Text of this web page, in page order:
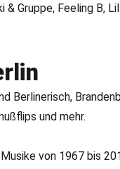
& Gruppe, Feeling B,
Berlinerisch,
und mehr.
von 1967 bis